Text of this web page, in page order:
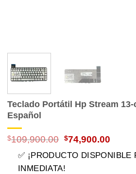
Teclado Portátil Hp Stream
Español
$109,900.00 El
original
era:
$74,900.00El
✅ ¡PRODUCTO DISPONIBLE
INMEDIATA!